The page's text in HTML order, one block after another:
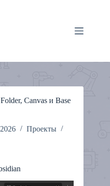
Canvas и Base
Проекты